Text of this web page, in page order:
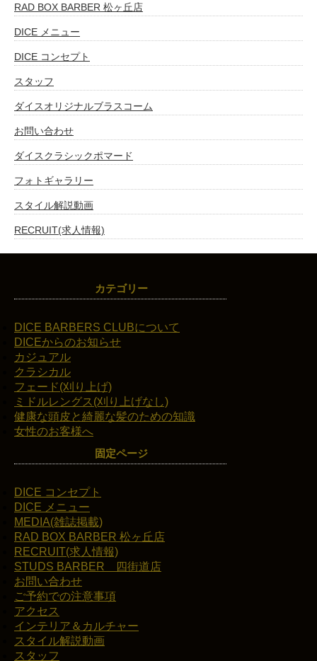
RAD BOX BARBER 松ヶ丘店
DICE メニュー
DICE コンセプト
スタッフ
ダイスオリジナルブラスコーム
お問い合わせ
ダイスクラシックポマード
フォトギャラリー
スタイル解説動画
RECRUIT(求人情報)
カテゴリー
DICE BARBERS CLUBについて
DICEからのお知らせ
カジュアル
クラシカル
フェード(刈り上げ)
ミドルレングス(刈り上げなし)
健康な頭皮と綺麗な髪のための知識
女性のお客様へ
固定ページ
DICE コンセプト
DICE メニュー
MEDIA(雑誌掲載)
RAD BOX BARBER 松ヶ丘店
RECRUIT(求人情報)
STUDS BARBER 四街道店
お問い合わせ
ご予約での注意事項
アクセス
インテリア＆カルチャー
スタイル解説動画
スタッフ